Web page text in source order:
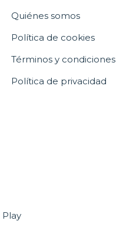
Quiénes somos
Política de cookies
Términos y condiciones
Política de privacidad